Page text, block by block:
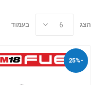
הצג בעמוד
-25%